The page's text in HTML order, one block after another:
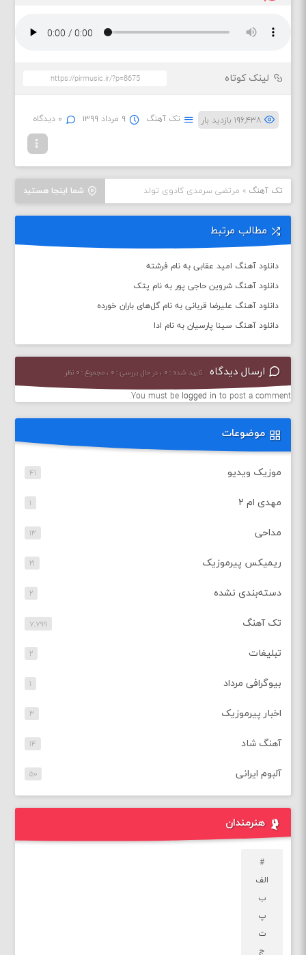
لینک کوتاه
۱۹۶,۴۳۸ بازدید بار تک آهنگ ۹ مرداد ۱۳۹۹ ۰ دیدگاه
شما اینجا هستید تک آهنگ » مرتضی سرمدی کادوی تولد
مطالب مرتبط
دانلود آهنگ امید عقابی به نام فرشته
دانلود آهنگ شروین حاجی پور به نام پتک
دانلود آهنگ علیرضا قربانی به نام گل‌های باران خورده
دانلود آهنگ سینا پارسیان به نام ادا
ارسال دیدگاه تایید شده : ۰ ، در حال بررسی : ۰ ، مجموع : ۰ نظر
You must be logged in to post a comment.
موضوعات
موزیک ویدیو ۴۱
مهدی ام ۲ ۱
مداحی ۱۳
ریمیکس پیرموزیک ۲۱
دسته‌بندی نشده ۲
تک آهنگ ۷,۷۹۹
تبلیغات ۲
بیوگرافی مرداد ۱
اخبار پیرموزیک ۳
آهنگ شاد ۱۴
آلبوم ایرانی ۵۰
هنرمندان
#
الف
ب
پ
ت
ج